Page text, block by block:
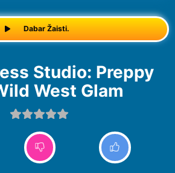
Dabar Žaisti.
West Glam